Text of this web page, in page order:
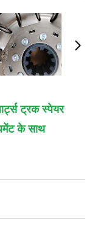
ट्रक स्पेयर
के साथ